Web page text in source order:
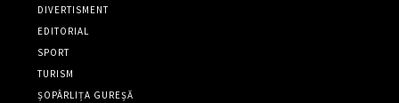
DIVERTISMENT
EDITORIAL
SPORT
TURISM
ȘOPÂRLIȚA GUREȘĂ